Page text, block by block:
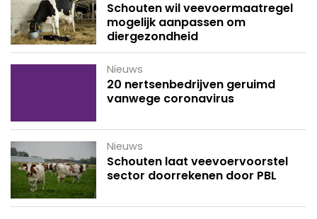
Schouten wil veevoermaatregel
mogelijk aanpassen om
diergezondheid
Nieuws
20 nertsenbedrijven geruimd
vanwege coronavirus
Nieuws
Schouten laat veevoervoorstel
sector doorrekenen door PBL